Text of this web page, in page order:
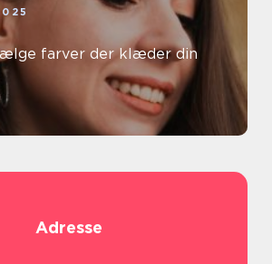
farver der klæder din
Adresse